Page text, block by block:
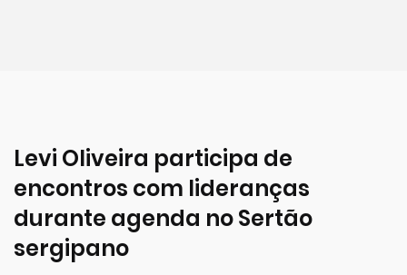
Levi Oliveira participa de
encontros com lideranças
durante agenda no Sertão
sergipano